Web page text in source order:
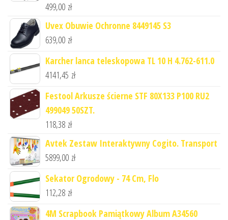
499,00 zł
Uvex Obuwie Ochronne 8449145 S3
639,00 zł
Karcher lanca teleskopowa TL 10 H 4.762-611.0
4141,45 zł
Festool Arkusze ścierne STF 80X133 P100 RU2
499049 50SZT.
118,38 zł
Avtek Zestaw Interaktywny Cogito. Transport
5899,00 zł
Sekator Ogrodowy - 74 Cm, Flo
112,28 zł
4M Scrapbook Pamiątkowy Album A34560